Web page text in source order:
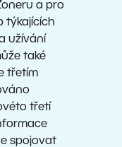
a pro
týkajících
užívání
také
třetím
třetí
spojovat